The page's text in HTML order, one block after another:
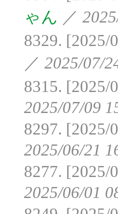
ゃん ／
8329. [2025/
／ 2025/07/
8315. [2025/
2025/07/09
8297. [2025/
2025/06/21
8277. [2025/
2025/06/01